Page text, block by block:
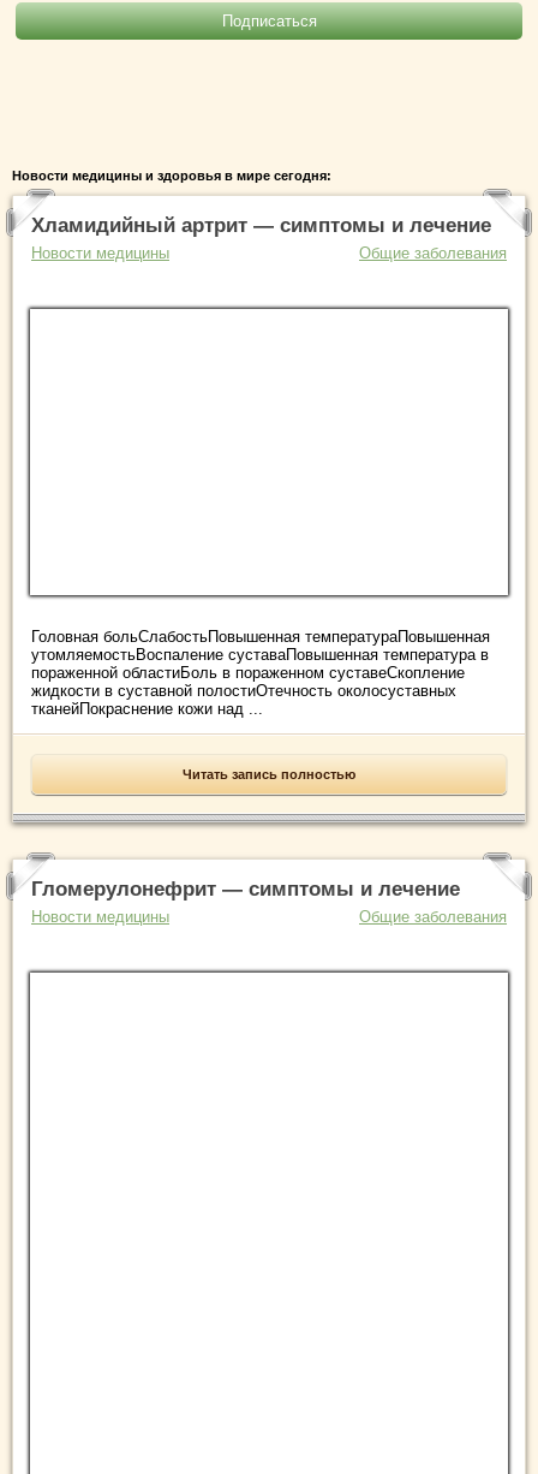
Новости медицины и здоровья в мире сегодня:
Хламидийный артрит — симптомы и лечение
Новости медицины Общие заболевания
Головная больСлабостьПовышенная температураПовышенная
утомляемостьВоспаление суставаПовышенная температура в
пораженной областиБоль в пораженном суставеСкопление
жидкости в суставной полостиОтечность околосуставных
тканейПокраснение кожи над ...
Читать запись полностью
Гломерулонефрит — симптомы и лечение
Новости медицины Общие заболевания